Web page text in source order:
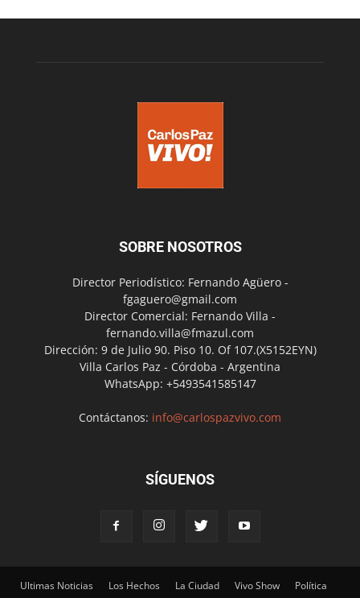
SOBRE NOSOTROS
Director Periodístico: Fernando Agüero -
fgaguero@gmail.com
Director Comercial: Fernando Villa -
fernando.villa@fmazul.com
Dirección: 9 de Julio 90. Piso 10. Of 107.(X5152EYN)
Villa Carlos Paz - Córdoba - Argentina
WhatsApp: +5493541585147
Contáctanos: info@carlospazvivo.com
SÍGUENOS
Ultimas Noticias Los Hechos La Ciudad Vivo Show
Política